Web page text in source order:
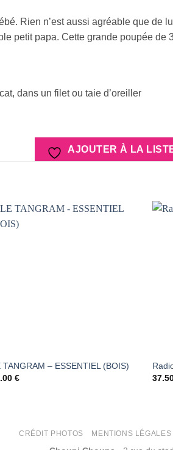
Rien n’est aussi agréable que de
petit papa. Cette grande poupée
dans un filet ou taie d’oreiller
AJOUTER À LA
TANGRAM – ESSENTIEL (BOIS)
€
CRÉDIT PHOTOS MENTIONS LÉGALES